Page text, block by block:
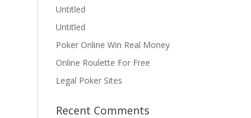
Untitled
Untitled
Poker Online Win Real Money
Online Roulette For Free
Legal Poker Sites
Recent Comments